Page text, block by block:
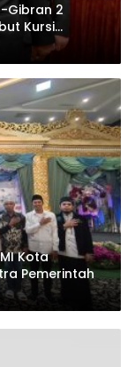
Gibran 2
Kursi
Kota
Pemerintah